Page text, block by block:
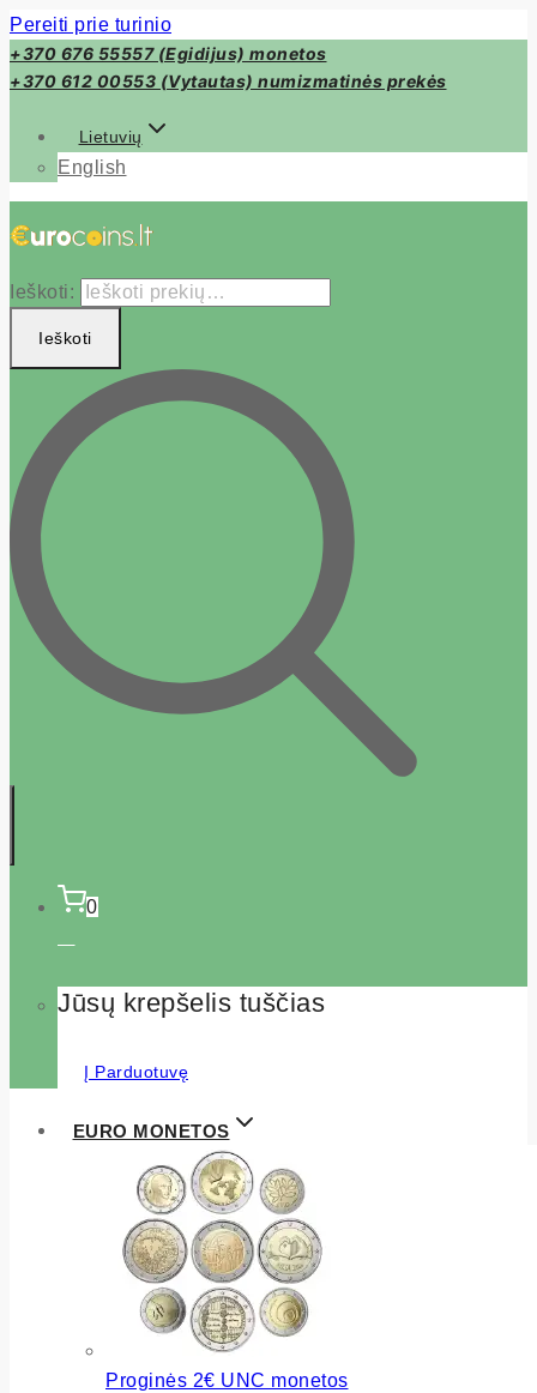
Pereiti prie turinio
+370 676 55557 (Egidijus) monetos
+370 612 00553 (Vytautas) numizmatinės prekės
Lietuvių
English
Ieškoti:
Ieškoti
0
Jūsų krepšelis tuščias
Į Parduotuvę
EURO MONETOS
Proginės 2€ UNC monetos